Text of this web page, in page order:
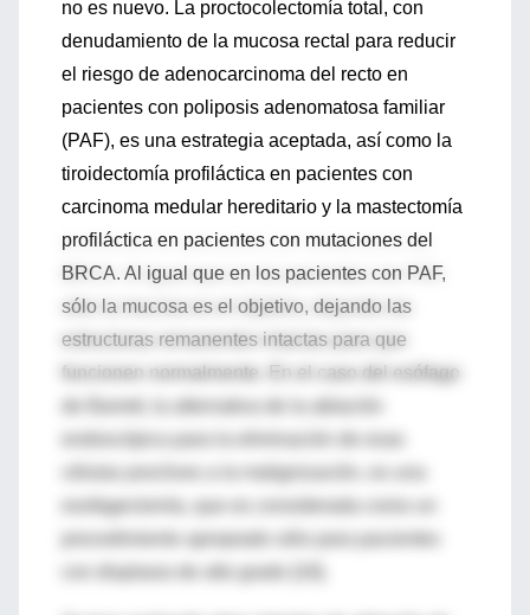
no es nuevo. La proctocolectomía total, con
denudamiento de la mucosa rectal para reducir
el riesgo de adenocarcinoma del recto en
pacientes con poliposis adenomatosa familiar
(PAF), es una estrategia aceptada, así como la
tiroidectomía profiláctica en pacientes con
carcinoma medular hereditario y la mastectomía
profiláctica en pacientes con mutaciones del
BRCA. Al igual que en los pacientes con PAF,
sólo la mucosa es el objetivo, dejando las
estructuras remanentes intactas para que
funcionen normalmente. En el caso del esófago
células proclives a la malignización, es una
esofagectomía, que es considerada como un
procedimiento apropiado sólo para pacientes